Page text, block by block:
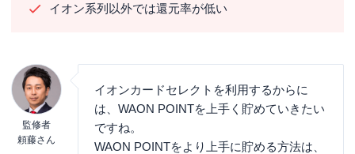
イオン系列以外では還元率が低い
監修者
頼藤さん
イオンカードセレクトを利用するからに
は、WAON POINTを上手く貯めていきたい
ですね。
WAON POINTをより上手に貯める方法は、